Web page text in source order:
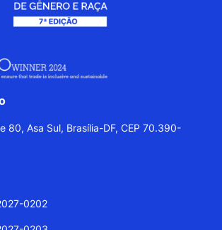
80, Asa Sul, Brasília-DF, CEP 70.390-
0202